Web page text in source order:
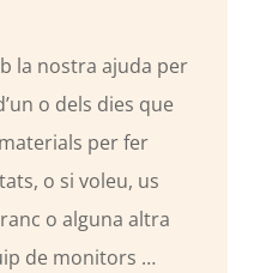
la nostra ajuda per
o dels dies que
per fer
o si voleu, us
o alguna altra
de monitors …